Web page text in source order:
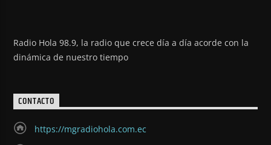
Radio Hola 98.9, la radio que crece día a día acorde con la
dinámica de nuestro tiempo
CONTACTO
https://mgradiohola.com.ec